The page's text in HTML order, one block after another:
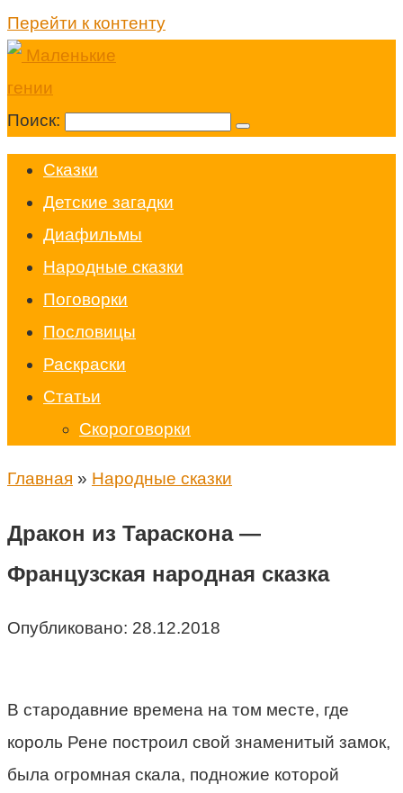
Перейти к контенту
Поиск:
Cказки
Детские загадки
Диафильмы
Народные сказки
Поговорки
Пословицы
Раскраски
Статьи
Скороговорки
Главная » Народные сказки
Дракон из Тараскона —
Французская народная сказка
Опубликовано: 28.12.2018
В стародавние времена на том месте, где
король Рене построил свой знаменитый замок,
была огромная скала, подножие которой